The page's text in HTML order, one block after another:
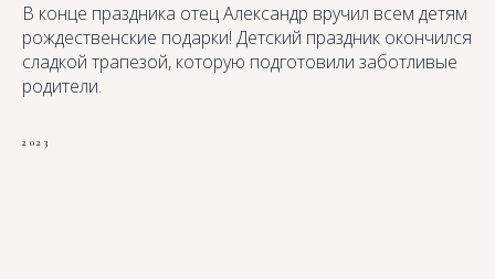
В конце праздника отец Александр вручил всем детям
рождественские подарки! Детский праздник окончился
сладкой трапезой, которую подготовили заботливые
родители.
2023